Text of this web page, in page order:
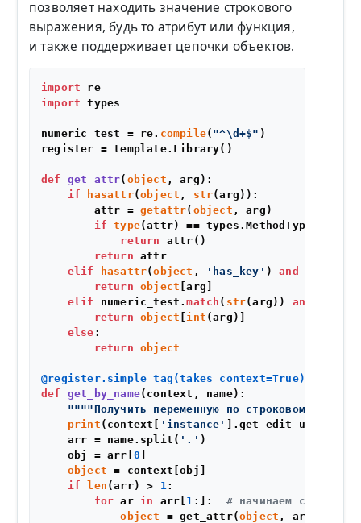
позволяет находить значение строкового
выражения, будь то атрибут или функция,
и также поддерживает цепочки объектов.
import
re
import types
numeric_test = re. compile( "^\d+$" )
register = template.Library()
def get_attr( object , arg ):
if
hasattr(object , str(arg)):
        attr =
getattr( object , arg)
if
type(attr) == types.MethodType:
return
attr()
return attr
elif
hasattr(object , 'has_key' ) and
return
object [arg]
elif
numeric_test.match ( str(arg)) and
return
object int (arg)]
else :
return
object
@register.simple_tag(takes_context=True)
def
get_by_name( context, name):
""""Получить переменную по строковому
print (context[ 'instance'
].get_edit_url())
    arr = name.split(
'.' )
    obj = arr[
0
object = context[obj]
if
len (arr) > 1 :
for ar in arr[ 1 :]: # начинаем с 1, так
object
= get_attr(object , ar)